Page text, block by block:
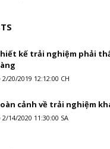
kế trải nghiệm phải
2/20/2019 12:12:00 CH
cảnh về trải nghiệm
2/14/2020 11:30:00 SA